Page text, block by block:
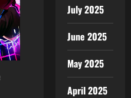
July 2025
June 2025
May 2025
April 2025